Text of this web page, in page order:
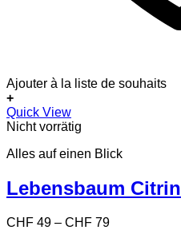
Ajouter à la liste de souhaits
+
Dieses
Produkt
mehrere
auf.
Die
können
Quick View
Nicht vorrätig
Alles auf einen Blick
Lebensbaum Citrin
CHF 49 – CHF 79Preisspanne: